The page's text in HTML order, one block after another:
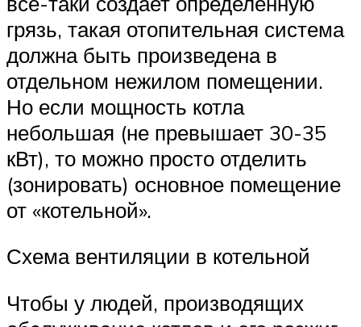
грязь, такая отопительная система
должна быть произведена в
отдельном нежилом помещении.
Но если мощность котла
небольшая (не превышает 30-35
кВт), то можно просто отделить
(зонировать) основное помещение
от «котельной».
Схема вентиляции в котельной
Чтобы у людей, производящих